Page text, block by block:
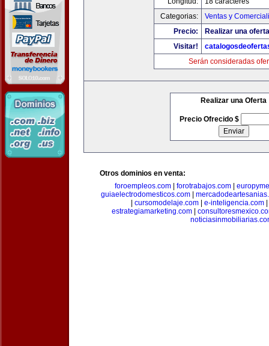
Categorias:
Ventas y
Precio:
Realizar una
Visitar!
Serán consideradas
Realizar una Oferta
Precio Ofrecido $
Otros dominios en venta:
foroempleos.com
forotrabajos.com
guiaelectrodomesticos.com
cursomodelaje.com| e-inteligencia.com|
estrategiamarketing.com|